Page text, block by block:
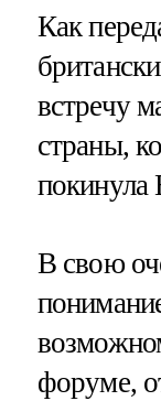
Как
встречу
страны,
покинула
В свою
форуме,